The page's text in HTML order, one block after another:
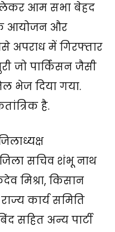
लेकर आम सभा बेहद
आयोजन और
अपराध में गिरफ्तार
जो पार्किंसन जैसी
भेज दिया गया.
है.
सचिव शंभू नाथ
मिश्रा, किसान
कार्य समिति
सहित अन्य पार्टी